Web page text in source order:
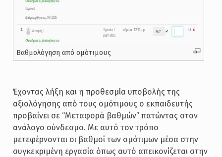
Βαθμολόγηση από ομότιμους
Έχοντας λήξη και η προθεσμία υποβολής της
αξιολόγησης από τους ομότιμους ο εκπαιδευτής
προβαίνει σε “Μεταφορά βαθμών” πατώντας στον
ανάλογο σύνδεσμο. Με αυτό τον τρόπο
μετεφέρνονται οι βαθμοί των ομότιμων μέσα στην
συγκεκριμένη εργασία όπως αυτό απεικονίζεται στην